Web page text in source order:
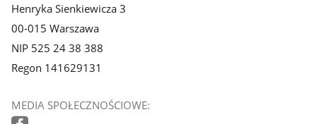
Henryka Sienkiewicza 3
00-015 Warszawa
NIP 525 24 38 388
Regon 141629131
MEDIA SPOŁECZNOŚCIOWE: